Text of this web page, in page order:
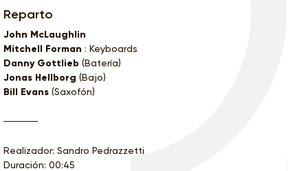
Reparto
John McLaughlin
Mitchell Forman : Keyboards
Danny Gottlieb (Batería)
Jonas Hellborg (Bajo)
Bill Evans (Saxofón)
Realizador: Sandro Pedrazzetti
Duración: 00:45